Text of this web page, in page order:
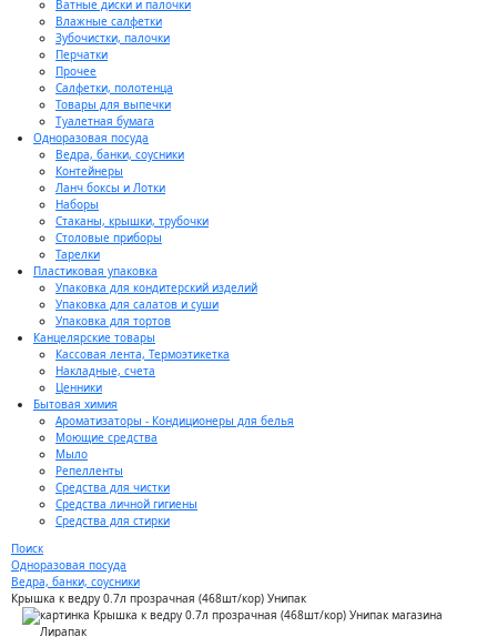
Ватные диски и палочки
Влажные салфетки
Зубочистки, палочки
Перчатки
Прочее
Салфетки, полотенца
Товары для выпечки
Туалетная бумага
Одноразовая посуда
Ведра, банки, соусники
Контейнеры
Ланч боксы и Лотки
Наборы
Стаканы, крышки, трубочки
Столовые приборы
Тарелки
Пластиковая упаковка
Упаковка для кондитерский изделий
Упаковка для салатов и суши
Упаковка для тортов
Канцелярские товары
Кассовая лента, Термоэтикетка
Накладные, счета
Ценники
Бытовая химия
Ароматизаторы - Кондиционеры для белья
Моющие средства
Мыло
Репелленты
Средства для чистки
Средства личной гигиены
Средства для стирки
Поиск
Одноразовая посуда
Ведра, банки, соусники
Крышка к ведру 0.7л прозрачная (468шт/кор) Унипак